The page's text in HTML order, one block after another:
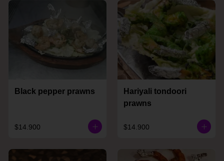
Black pepper prawns
$14.900
Hariyali tondoori
prawns
$14.900